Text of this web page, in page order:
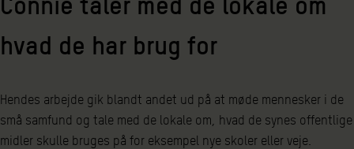
hvad de har brug for
Hendes arbejde gik blandt andet ud på at møde mennesker i de
små samfund og tale med de lokale om, hvad de synes offentlige
midler skulle bruges på for eksempel nye skoler eller veje.